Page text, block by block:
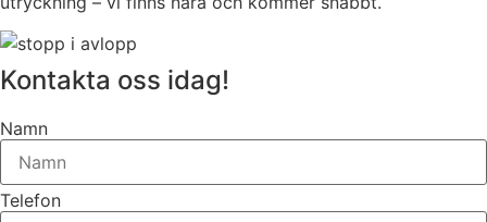
Kontakta oss idag!
Namn
Telefon